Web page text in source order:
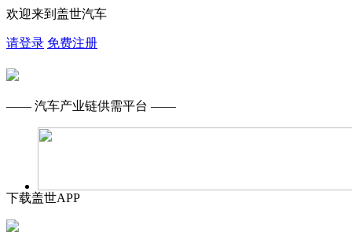
欢迎来到盖世汽车
请登录 免费注册
—— 汽车产业链供需平台 ——
下载盖世APP